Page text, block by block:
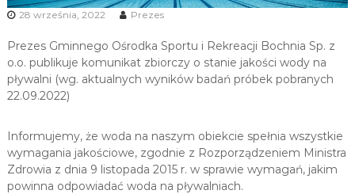
u
R
e
k
a
c
j
28 września, 2022 Prezes
Prezes Gminnego Ośrodka Sportu i Rekreacji Bochnia Sp. z
o.o. publikuje komunikat zbiorczy o stanie jakości wody na
pływalni (wg. aktualnych wyników badań próbek pobranych
22.09.2022)
Informujemy, że woda na naszym obiekcie spełnia wszystkie
wymagania jakościowe, zgodnie z Rozporządzeniem Ministra
Zdrowia z dnia 9 listopada 2015 r. w sprawie wymagań, jakim
powinna odpowiadać woda na pływalniach.